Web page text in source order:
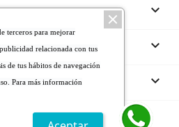



laborablesEnvío y pago
terceros para mejorar
relacionada con tus
de tus hábitos de navegación
Para más información